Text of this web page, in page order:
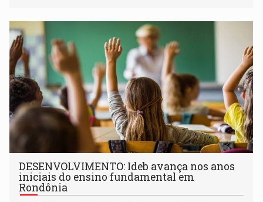
DESENVOLVIMENTO: Ideb avança nos anos
iniciais do ensino fundamental em
Rondônia